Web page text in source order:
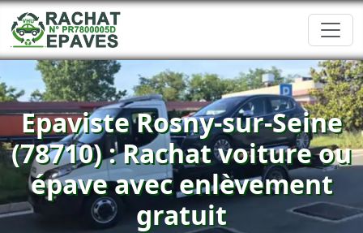
Epaviste Rosny-sur-Seine
(78710) : Rachat voiture ou
épave avec enlèvement
gratuit